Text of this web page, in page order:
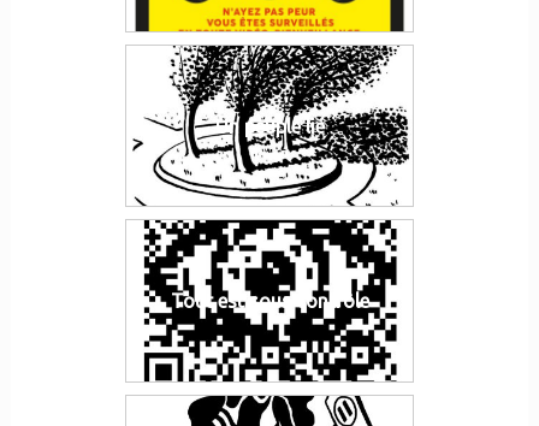
Un peuple lié
Tout est sous contrôle